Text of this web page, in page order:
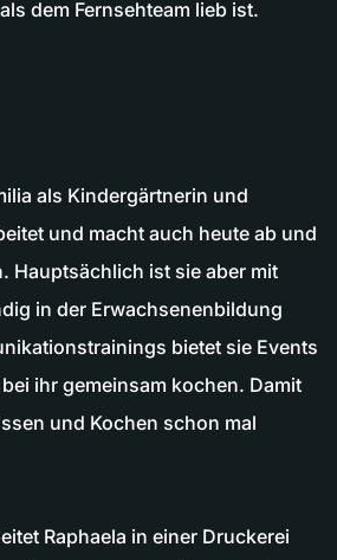
dem Fernsehteam lieb ist.
als Kindergärtnerin und
und macht auch heute ab und
Hauptsächlich ist sie aber mit
in der Erwachsenenbildung
bietet sie Events
ihr gemeinsam kochen. Damit
und Kochen schon mal
Raphaela in einer Druckerei